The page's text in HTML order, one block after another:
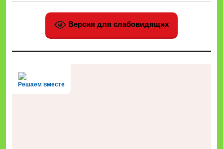
Версия для слабовидящих
Решаем вместе